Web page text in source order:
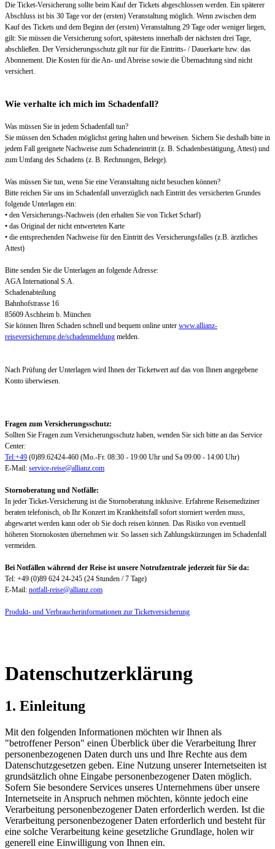
Die Ticket-Versicherung sollte beim Kauf der Tickets abgeschlossen werden. Ein späterer
Abschluss ist bis 30 Tage vor der (ersten) Veranstaltung möglich. Wenn zwischen dem
Kauf des Tickets und dem Beginn der (ersten) Veranstaltung 29 Tage oder weniger liegen,
gilt: Sie müssen die Versicherung sofort, spätestens innerhalb der nächsten drei Tage,
abschließen. Der Versicherungsschutz gilt nur für die Eintritts- / Dauerkarte bzw. das
Abonnement. Die Kosten für die An- und Abreise sowie die Übernachtung sind nicht
versichert.
Wie verhalte ich mich im Schadenfall?
Was müssen Sie in jedem Schadenfall tun?
Sie müssen den Schaden möglichst gering halten und beweisen. Sichern Sie deshalb bitte in
jedem Fall geeignete Nachweise zum Schadeneintritt (z. B. Schadenbestätigung, Attest) und
zum Umfang des Schadens (z. B. Rechnungen, Belege).
Was müssen Sie tun, wenn Sie eine Veranstaltung nicht besuchen können?
Bitte reichen Sie uns im Schadenfall unverzüglich nach Eintritt des versicherten Grundes
folgende Unterlagen ein:
• den Versicherungs-Nachweis (den erhalten Sie von Ticket Scharf)
• das Original der nicht entwerteten Karte
• die entsprechenden Nachweise für den Eintritt des Versicherungsfalles (z.B. ärztliches
Attest)
Bitte senden Sie die Unterlagen an folgende Adresse:
AGA International S.A.
Schadenabteilung
Bahnhofstrasse 16
85609 Aschheim b. München
Sie können Ihren Schaden schnell und bequem online unter www.allianz-
reiseversicherung.de/schadenmeldung melden.
Nach Prüfung der Unterlagen wird Ihnen der Ticketwert auf das von Ihnen angegebene
Konto überwiesen.
Fragen zum Versicherungsschutz:
Sollten Sie Fragen zum Versicherungsschutz haben, wenden Sie sich bitte an das Service
Center:
Tel:+49 (0)89.62424-460 (Mo.-Fr. 08:30 - 19:00 Uhr und Sa 09:00 - 14:00 Uhr)
E-Mail: service-reise@allianz.com
Stornoberatung und Notfälle:
In jeder Ticket-Versicherung ist die Stornoberatung inklusive. Erfahrene Reisemediziner
beraten telefonisch, ob Ihr Konzert im Krankheitsfall sofort storniert werden muss,
abgewartet werden kann oder ob Sie doch reisen können. Das Risiko von eventuell
höheren Stornokosten übernehmen wir. So lassen sich Zahlungskürzungen im Schadenfall
vermeiden.
Bei Notfällen während der Reise ist unsere Notrufzentrale jederzeit für Sie da:
Tel: +49 (0)89 624 24-245 (24 Stunden / 7 Tage)
E-Mail: notfall-reise@allianz.com
Produkt- und Verbraucherinformationen zur Ticketversicherung
Datenschutzerklärung
1. Einleitung
Mit den folgenden Informationen möchten wir Ihnen als
"betroffener Person" einen Überblick über die Verarbeitung Ihrer
personenbezogenen Daten durch uns und Ihre Rechte aus dem
Datenschutzgesetzen geben. Eine Nutzung unserer Internetseiten ist
grundsätzlich ohne Eingabe personenbezogener Daten möglich.
Sofern Sie besondere Services unseres Unternehmens über unsere
Internetseite in Anspruch nehmen möchten, könnte jedoch eine
Verarbeitung personenbezogener Daten erforderlich werden. Ist die
Verarbeitung personenbezogener Daten erforderlich und besteht für
eine solche Verarbeitung keine gesetzliche Grundlage, holen wir
generell eine Einwilligung von Ihnen ein.